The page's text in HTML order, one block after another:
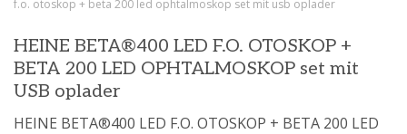
f.o. otoskop + beta 200 led ophtalmoskop set mit usb oplader
HEINE BETA®400 LED F.O. OTOSKOP +
BETA 200 LED OPHTALMOSKOP set mit
USB oplader
HEINE BETA®400 LED F.O. OTOSKOP + BETA 200 LED